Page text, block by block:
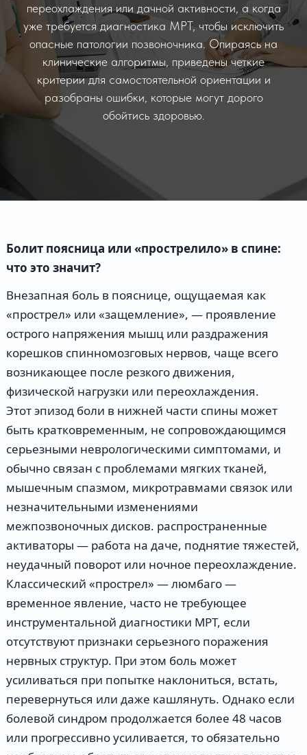
переохлаждения или дачной активности, а когда
уже требуется диагностика МРТ, чтобы исключить
опасные патологии позвоночника. Опираясь на
клинические алгоритмы, приведены четкие
критерии для самостоятельной ориентации и
разобраны ошибки, которые могут дорого
обойтись здоровью.
Болит поясница или «прострелило» в спине:
что это значит?
Внезапная боль в пояснице, ощущаемая как
«прострел» или «защемление», — проявление
острого напряжения мышц или раздражения
корешков спинномозговых нервов, чаще всего
возникающее после резкого движения,
физической нагрузки или переохлаждения.
Этот эпизод боли в нижней части спины может
быть кратковременным, не сопровождающимся
серьезными неврологическими симптомами, и
обычно связан с проблемами мягких тканей,
мышечным спазмом, микротравмами связок или
незначительными изменениями
межпозвоночных дисков. распространенные
активаторы — работа на даче, поднятие тяжестей,
неудачный поворот или ночное переохлаждение.
Классический «прострел» — люмбаго —
временное явление, часто не требующее
инструментальной диагностики МРТ, если
отсутствуют признаки серьезного поражения
нервных структур. При этом боль может
усиливаться при попытке наклониться, встать,
перевернуться или даже кашлянуть. Однако если
болевой синдром продолжается более 48 часов
или прогрессивно усиливается, то обязательно